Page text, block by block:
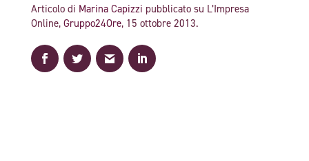
Articolo di Marina Capizzi pubblicato su L’Impresa
Online, Gruppo24Ore, 15 ottobre 2013.